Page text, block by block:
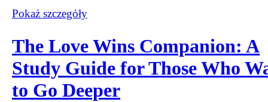
Pokaż szczegόły
The Love Wins Companion: A
Study Guide for Those Who
to Go Deeper